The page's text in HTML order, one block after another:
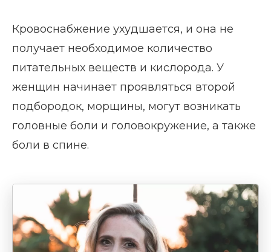
Кровоснабжение ухудшается, и она не
получает необходимое количество
питательных веществ и кислорода. У
женщин начинает проявляться второй
подбородок, морщины, могут возникать
головные боли и головокружение, а также
боли в спине.